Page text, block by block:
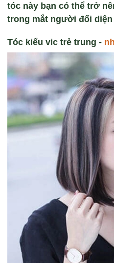
tóc này bạn có thể trở
trong mắt người đối diện
Tóc kiểu vic trẻ trung -